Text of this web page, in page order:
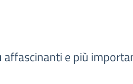
affascinanti e più